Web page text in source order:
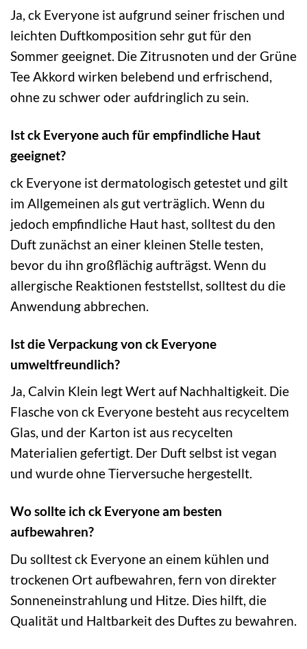
Ja, ck Everyone ist aufgrund seiner frischen und
leichten Duftkomposition sehr gut für den
Sommer geeignet. Die Zitrusnoten und der Grüne
Tee Akkord wirken belebend und erfrischend,
ohne zu schwer oder aufdringlich zu sein.
Ist ck Everyone auch für empfindliche Haut
geeignet?
ck Everyone ist dermatologisch getestet und gilt
im Allgemeinen als gut verträglich. Wenn du
jedoch empfindliche Haut hast, solltest du den
Duft zunächst an einer kleinen Stelle testen,
bevor du ihn großflächig aufträgst. Wenn du
allergische Reaktionen feststellst, solltest du die
Anwendung abbrechen.
Ist die Verpackung von ck Everyone
umweltfreundlich?
Ja, Calvin Klein legt Wert auf Nachhaltigkeit. Die
Flasche von ck Everyone besteht aus recyceltem
Glas, und der Karton ist aus recycelten
Materialien gefertigt. Der Duft selbst ist vegan
und wurde ohne Tierversuche hergestellt.
Wo sollte ich ck Everyone am besten
aufbewahren?
Du solltest ck Everyone an einem kühlen und
trockenen Ort aufbewahren, fern von direkter
Sonneneinstrahlung und Hitze. Dies hilft, die
Qualität und Haltbarkeit des Duftes zu bewahren.